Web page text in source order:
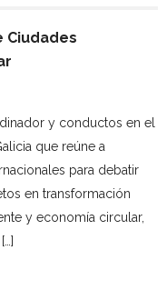
Ciudades
y conductos en el
que reúne a
para debatir
en transformación
y economía circular,